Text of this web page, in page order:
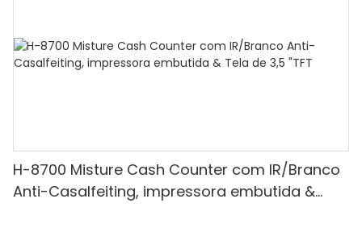
H-8700 Misture Cash Counter com IR/Branco
Anti-Casalfeiting, impressora embutida &